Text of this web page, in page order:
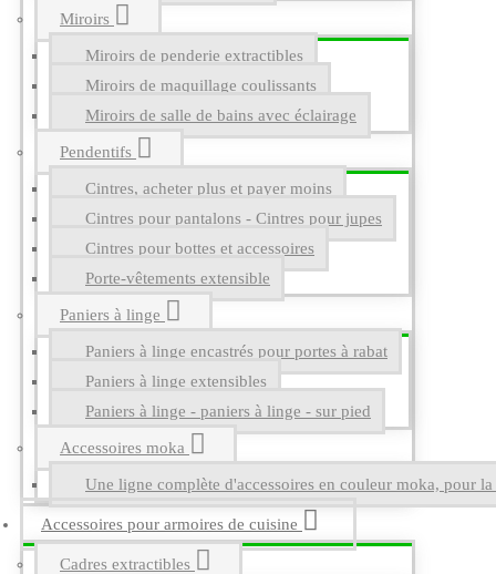
Miroirs
Miroirs de penderie extractibles
Miroirs de maquillage coulissants
Miroirs de salle de bains avec éclairage
Pendentifs
Cintres, acheter plus et payer moins
Cintres pour pantalons - Cintres pour jupes
Cintres pour bottes et accessoires
Porte-vêtements extensible
Paniers à linge
Paniers à linge encastrés pour portes à rabat
Paniers à linge extensibles
Paniers à linge - paniers à linge - sur pied
Accessoires moka
Une ligne complète d'accessoires en couleur moka, pour
Accessoires pour armoires de cuisine
Cadres extractibles